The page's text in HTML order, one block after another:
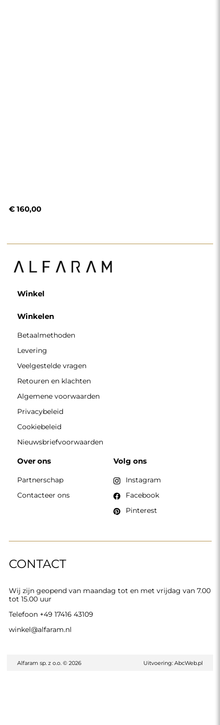
€ 160,00
CONTACT
Wij zijn geopend van maandag tot en met vrijdag van 7.00
tot 15.00 uur
Telefoon +49 17416 43109
winkel@alfaram.nl
Winkel
Winkelen
Betaalmethoden
Levering
Veelgestelde vragen
Retouren en klachten
Algemene voorwaarden
Privacybeleid
Cookiebeleid
Nieuwsbriefvoorwaarden
Over ons
Partnerschap
Contacteer ons
Volg ons
Instagram
Facebook
Pinterest
Alfaram sp. z o.o. © 2026 Uitvoering: AbcWeb.pl